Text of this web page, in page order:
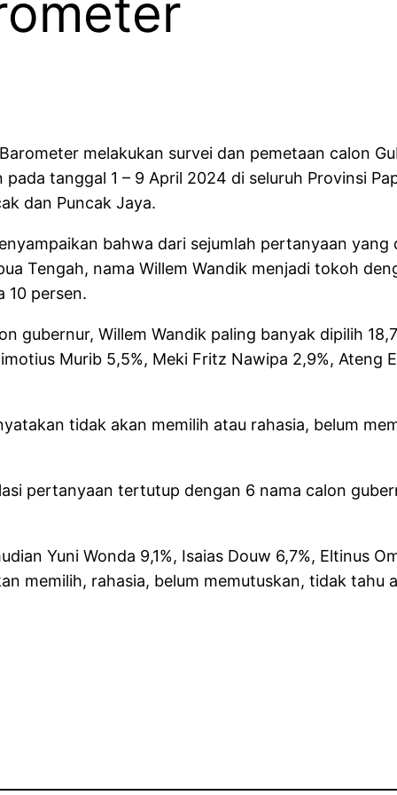
melakukan survei dan pemetaan calon
tanggal 1 – 9 April 2024 di seluruh Provinsi
dan Puncak Jaya.
bahwa dari sejumlah pertanyaan
Tengah, nama Willem Wandik menjadi tokoh
10 persen.
gubernur, Willem Wandik paling banyak dipilih
Murib 5,5%, Meki Fritz Nawipa 2,9%, Ateng
tidak akan memilih atau rahasia, belum
pertanyaan tertutup dengan 6 nama calon
Yuni Wonda 9,1%, Isaias Douw 6,7%, Eltinus
memilih, rahasia, belum memutuskan, tidak tahu